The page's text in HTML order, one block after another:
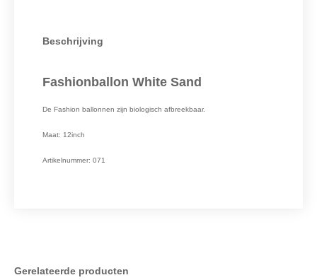
Beschrijving
Fashionballon White Sand
De Fashion ballonnen zijn biologisch afbreekbaar.
Maat: 12inch
Artikelnummer: 071
Gerelateerde producten